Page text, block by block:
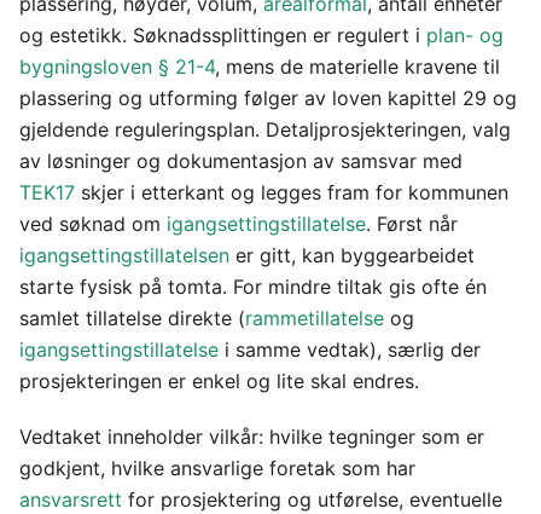
og estetikk. Søknadssplittingen er regulert i plan- og
bygningsloven § 21-4, mens de materielle kravene til
plassering og utforming følger av loven kapittel 29 og
gjeldende reguleringsplan. Detaljprosjekteringen, valg
av løsninger og dokumentasjon av samsvar med
TEK17 skjer i etterkant og legges fram for kommunen
ved søknad om igangsettingstillatelse. Først når
igangsettingstillatelsen er gitt, kan byggearbeidet
starte fysisk på tomta. For mindre tiltak gis ofte én
samlet tillatelse direkte (rammetillatelse og
igangsettingstillatelse i samme vedtak), særlig der
prosjekteringen er enkel og lite skal endres.
Vedtaket inneholder vilkår: hvilke tegninger som er
godkjent, hvilke ansvarlige foretak som har
ansvarsrett for prosjektering og utførelse, eventuelle